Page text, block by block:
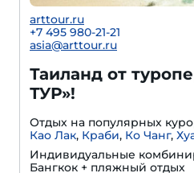
arttour.ru
+7 495 980-21-21
asia@arttour.ru
Таиланд от
ТУР»!
Отдых на популярных
Као Лак, Краби, Ко Чанг,
Индивидуальные
Бангкок + пляжный отдых